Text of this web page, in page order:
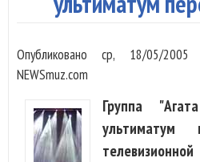
Опубликованоср, 18/05/
NEWSmuz.com
Группа
ультиматум